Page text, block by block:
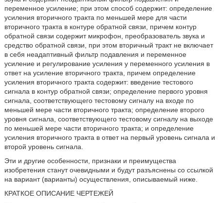
переменное усиление; при этом способ содержит: определение
усиления вторичного тракта по меньшей мере для части
вторичного тракта в контуре обратной связи, причем контур
обратной связи содержит микрофон, преобразователь звука и
средство обратной связи, при этом вторичный тракт не включает
в себя неадаптивный фильтр подавления и переменное
усиление и регулирование усиления у переменного усиления в
ответ на усиление вторичного тракта, причем определение
усиления вторичного тракта содержит: введение тестового
сигнала в контур обратной связи; определение первого уровня
сигнала, соответствующего тестовому сигналу на входе по
меньшей мере части вторичного тракта; определение второго
уровня сигнала, соответствующего тестовому сигналу на выходе
по меньшей мере части вторичного тракта; и определение
усиления вторичного тракта в ответ на первый уровень сигнала и
второй уровень сигнала.
Эти и другие особенности, признаки и преимущества
изобретения станут очевидными и будут разъяснены со ссылкой
на вариант (варианты) осуществления, описываемый ниже.
КРАТКОЕ ОПИСАНИЕ ЧЕРТЕЖЕЙ